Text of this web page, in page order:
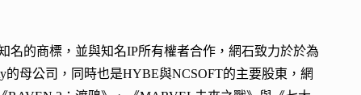
名的商標，並與知名IP所有權者合作，網石致力於於為
的母公司，同時也是HYBE與NCSOFT的主要股東，網